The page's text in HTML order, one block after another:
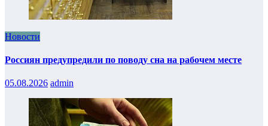
Новости
Россиян предупредили по поводу сна на рабочем месте
05.08.2026 admin